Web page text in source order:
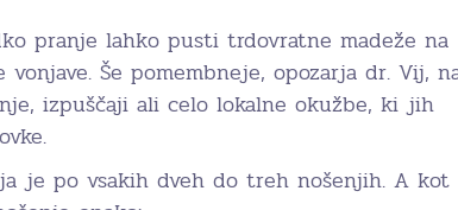
pranje lahko pusti trdovratne madeže na
Še pomembneje, opozarja dr. Vij,
izpuščaji ali celo lokalne okužbe, ki jih
je po vsakih dveh do treh nošenjih. A kot